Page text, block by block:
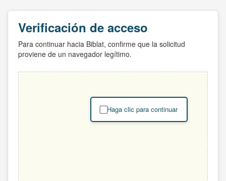
Verificación de acceso
Para continuar hacia Biblat, confirme que la solicitud
proviene de un navegador legítimo.
Haga clic para continuar